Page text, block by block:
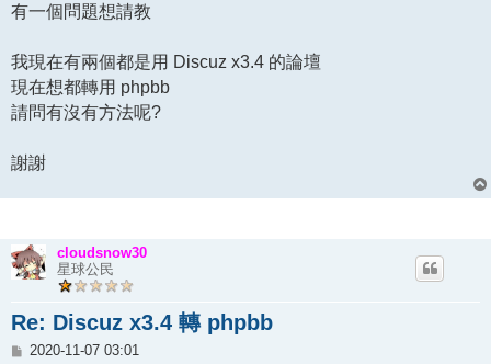
有一個問題想請教
我現在有兩個都是用 Discuz x3.4 的論壇
現在想都轉用 phpbb
請問有沒有方法呢?
謝謝
cloudsnow30
星球公民
Re: Discuz x3.4 轉 phpbb
文
2020-11-07 03:01